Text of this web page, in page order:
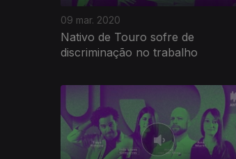
09 mar. 2020
Nativo de Touro sofre de
discriminação no trabalho